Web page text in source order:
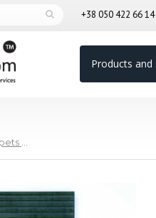
+38 050 422 66 14
Products and